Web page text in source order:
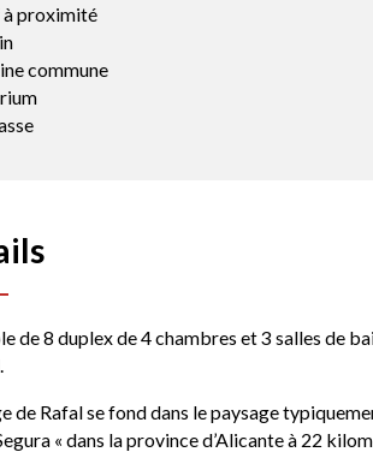
proximité
commune
de 8 duplex de 4 chambres et 3 salles de
de Rafal se fond dans le paysage
« dans la province d’Alicante à 22